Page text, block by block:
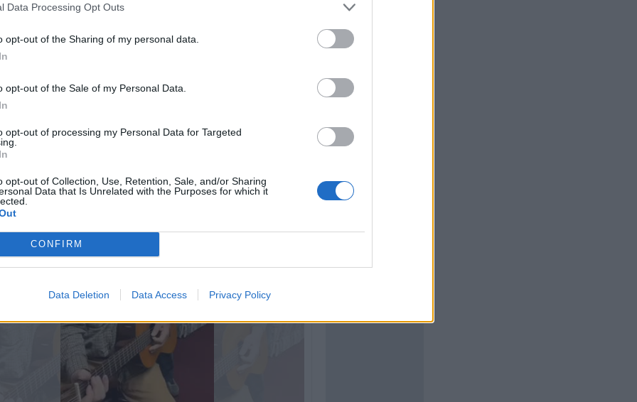
Data Processing Opt Outs
opt-out of the Sharing of my personal data.
opt-out of the Sale of my Personal Data.
opt-out of processing my Personal Data for Targeted
opt-out of Collection, Use, Retention, Sale, and/or Sharing
Data that Is Unrelated with the Purposes for which it
CONFIRM
Data Deletion Data Access Privacy Policy
VecchioLupo
e Nonnocucaracha il sabato sera...😁🍻